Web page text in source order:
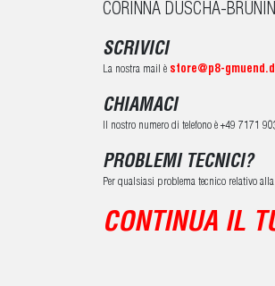
CORINNA DUSCHA-
SCRIVICI
La nostra mail è store@p8-
CHIAMACI
Il nostro numero di telefono è +49 7171
PROBLEMI TECNICI?
Per qualsiasi problema tecnico relativo
CONTINUA IL